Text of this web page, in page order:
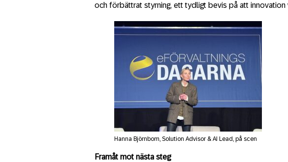
och förbättrat styrning, ett tydligt bevis på att innovation
Hanna Björnbom, Solution Advisor & AI Lead, på scen
Framåt mot nästa steg